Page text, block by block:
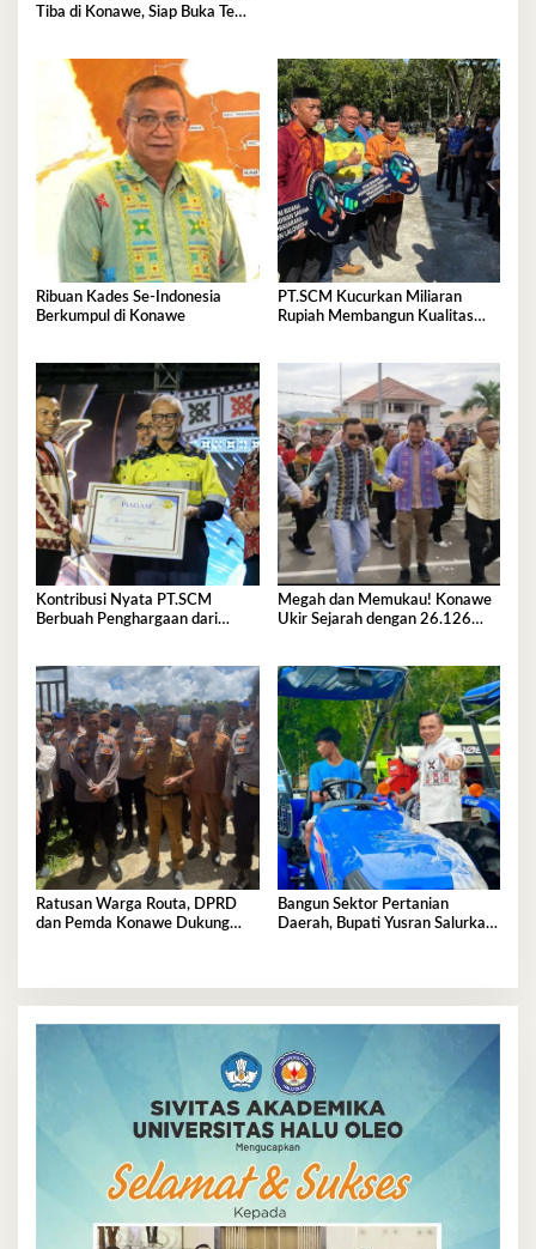
Tiba di Konawe, Siap Buka Temu
Ribuan Kades Se-Indonesia
Berkumpul di Konawe
PT.SCM Kucurkan Miliaran
Rupiah Membangun Kualitas
Kontribusi Nyata PT.SCM
Berbuah Penghargaan dari
Megah dan Memukau! Konawe
Ukir Sejarah dengan 26.126
Ratusan Warga Routa, DPRD
dan Pemda Konawe Dukung
Bangun Sektor Pertanian
Daerah, Bupati Yusran Salurkan